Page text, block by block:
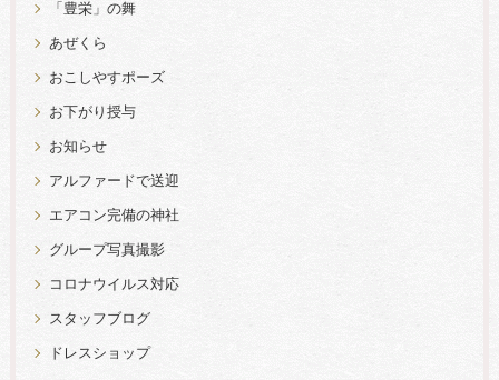
「豊栄」の舞
あぜくら
おこしやすポーズ
お下がり授与
お知らせ
アルファードで送迎
エアコン完備の神社
グループ写真撮影
コロナウイルス対応
スタッフブログ
ドレスショップ